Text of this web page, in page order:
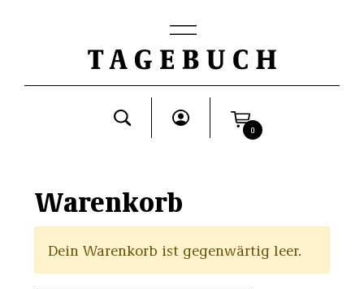
0
Warenkorb
Dein Warenkorb ist gegenwärtig leer.